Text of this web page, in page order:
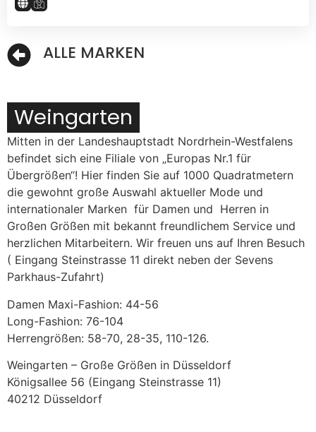
ALLE MARKEN
Weingarten
Mitten in der Landeshauptstadt Nordrhein-Westfalens
befindet sich eine Filiale von „Europas Nr.1 für
Übergrößen“! Hier finden Sie auf 1000 Quadratmetern
die gewohnt große Auswahl aktueller Mode und
internationaler Marken für Damen und Herren in
Großen Größen mit bekannt freundlichem Service und
herzlichen Mitarbeitern. Wir freuen uns auf Ihren Besuch
( Eingang Steinstrasse 11 direkt neben der Sevens
Parkhaus-Zufahrt)
Damen Maxi-Fashion: 44-56
Long-Fashion: 76-104
Herrengrößen: 58-70, 28-35, 110-126.
Weingarten – Große Größen in Düsseldorf
Königsallee 56 (Eingang Steinstrasse 11)
40212 Düsseldorf